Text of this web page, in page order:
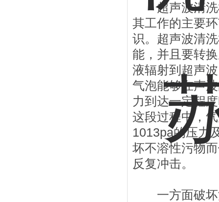
超声波清洗
其工作的主要
识。超声波清
能，并且要转
液辐射到超声
气泡能够在声
力到达一定程
这段过程中，
1013pa的压力
坏不溶性污物
反复冲击。
一方面破坏